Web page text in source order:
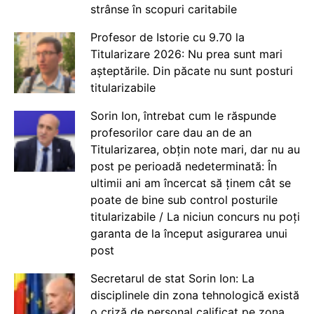
strânse în scopuri caritabile
Profesor de Istorie cu 9.70 la
Titularizare 2026: Nu prea sunt mari
așteptările. Din păcate nu sunt posturi
titularizabile
Sorin Ion, întrebat cum le răspunde
profesorilor care dau an de an
Titularizarea, obțin note mari, dar nu au
post pe perioadă nedeterminată: În
ultimii ani am încercat să ținem cât se
poate de bine sub control posturile
titularizabile / La niciun concurs nu poți
garanta de la început asigurarea unui
post
Secretarul de stat Sorin Ion: La
disciplinele din zona tehnologică există